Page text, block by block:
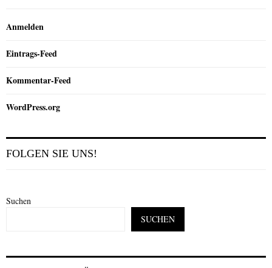
Anmelden
Eintrags-Feed
Kommentar-Feed
WordPress.org
FOLGEN SIE UNS!
Suchen
SUCHEN